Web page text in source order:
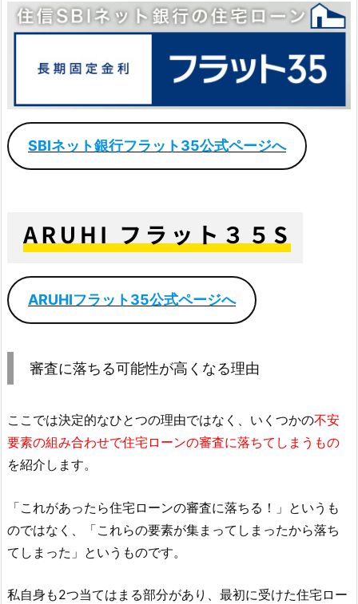
SBIネット銀行フラット35公式ページへ
ARUHIフラット35公式ページへ
審査に落ちる可能性が高くなる理由
ここでは決定的なひとつの理由ではなく、いくつかの不安
要素の組み合わせで住宅ローンの審査に落ちてしまうもの
を紹介します。
「これがあったら住宅ローンの審査に落ちる！」というも
のではなく、「これらの要素が集まってしまったから落ち
てしまった」というものです。
私自身も2つ当てはまる部分があり、最初に受けた住宅ロー